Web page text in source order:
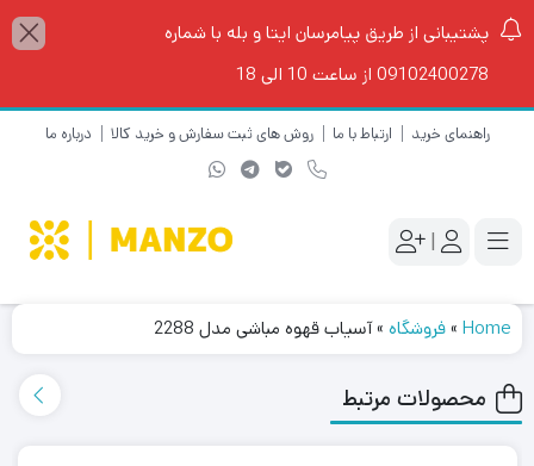
پشتیبانی از طریق پیامرسان ایتا و بله با شماره
09102400278 از ساعت 10 الی 18
راهنمای خرید ارتباط با ما روش های ثبت سفارش و خرید کالا درباره ما
|
Home
»فروشگاه »آسیاب قهوه مباشی مدل 2288
محصولات مرتبط